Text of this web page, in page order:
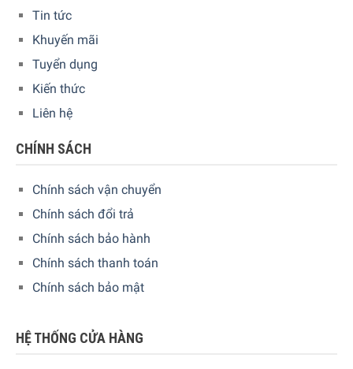
Quá trình thu hoạch được lựa chọn cẩn thận.
Quá trình khử trùng: Xử lý nhiệt độ được điều chỉnh
trong 20 ngày với việc bơm nước thường xuyên. Khử
Bảo quản: 12 tháng trong thùng gỗ Sồi Pháp.
Tin tức
Khuyến mãi
Tuyển dụng
Kiến thức
Liên hệ
CHÍNH SÁCH
Chính sách vận chuyển
Chính sách đổi trả
Chính sách bảo hành
Chính sách thanh toán
Chính sách bảo mật
HỆ THỐNG CỬA HÀNG